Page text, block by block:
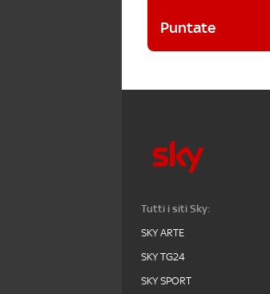
Puntate
Tutti i siti Sky:
SKY ARTE
SKY TG24
SKY SPORT